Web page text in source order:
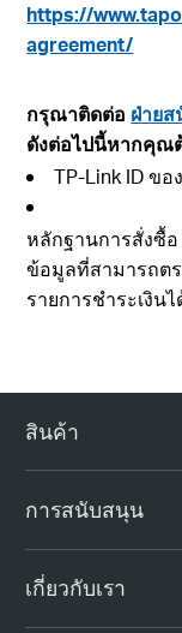
https://
agreement/
กรุณาติดต่อ ฝ่าย
ดังต่อไปนี้หากคุณ
TP-Link ID ข
หลักฐานการสั่งซื้
ข้อมูลที่สามารถต
รายการชำระเงิน
สินค้า
การสนับสนุน
เกี่ยวกับเรา